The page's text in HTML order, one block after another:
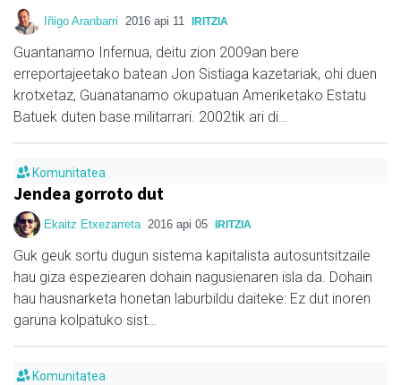
Iñigo Aranbarri 2016 api 11 IRITZIA
Guantanamo Infernua, deitu zion 2009an bere
erreportajeetako batean Jon Sistiaga kazetariak, ohi duen
krotxetaz, Guanatanamo okupatuan Ameriketako Estatu
Batuek duten base militarrari. 2002tik ari di…
Komunitatea
Jendea gorroto dut
Ekaitz Etxezarreta 2016 api 05 IRITZIA
Guk geuk sortu dugun sistema kapitalista autosuntsitzaile
hau giza espeziearen dohain nagusienaren isla da. Dohain
hau hausnarketa honetan laburbildu daiteke: Ez dut inoren
garuna kolpatuko sist…
Komunitatea